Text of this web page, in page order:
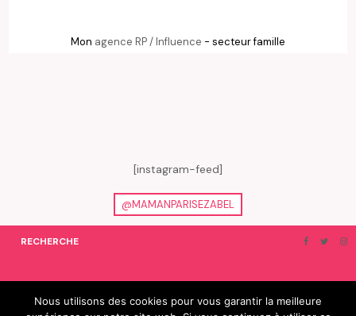
Mon agence RP / Influence - secteur famille
[instagram-feed]
@MAMANPARISEZABEL
RECHERCHE
ON EN PARLE… BLOGROLL
Nous utilisons des cookies pour vous garantir la meilleure